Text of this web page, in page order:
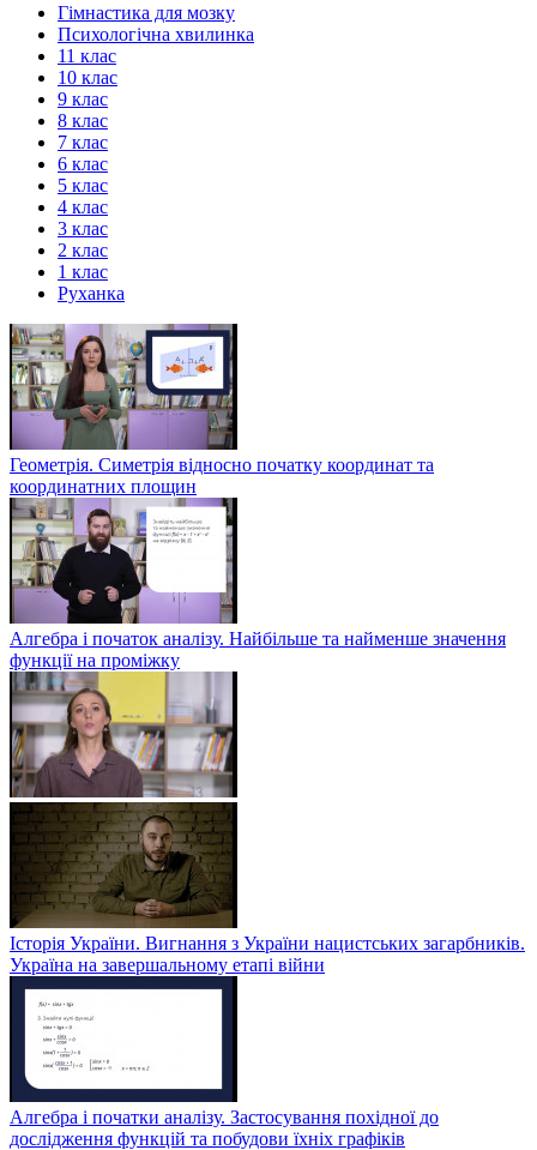
Гімнастика для мозку
Психологічна хвилинка
11 клас
10 клас
9 клас
8 клас
7 клас
6 клас
5 клас
4 клас
3 клас
2 клас
1 клас
Руханка
Геометрія. Симетрія відносно початку координат та
координатних площин
Алгебра і початок аналізу. Найбільше та найменше значення
функції на проміжку
Історія України. Вигнання з України нацистських загарбників.
Україна на завершальному етапі війни
Алгебра і початки аналізу. Застосування похідної до
дослідження функцій та побудови їхніх графіків